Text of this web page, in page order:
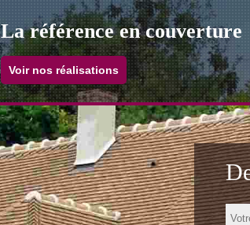
La référence en couverture
Voir nos réalisations